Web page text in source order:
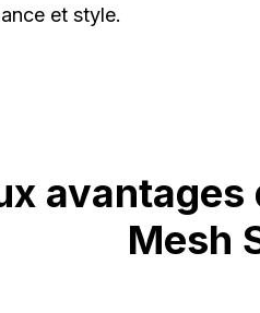
et style.
Mesh